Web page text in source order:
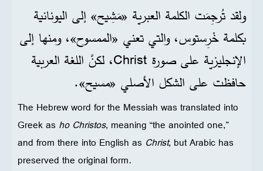
ولقد تُرجِمَت الكلمة العبرية «مَشِيح» إلى اليونانية
بكلمة خْرِستوس، والتي تعني «الممسوح»، ومنها إلى
الإنجليزية على صورة Christ، لكنَّ اللغة العربية
حافظت على الشكل الأصلي «مسيح».
The Hebrew word for the Messiah was translated into
Greek as ho Christos, meaning “the anointed one,”
and from there into English as Christ, but Arabic has
preserved the original form.